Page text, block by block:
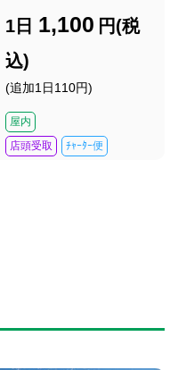
1日 1,100 円(税
込)
(追加1日110円)
屋内
店頭受取
ﾁｬｰﾀｰ便